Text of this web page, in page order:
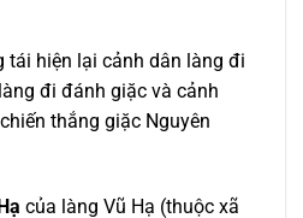
tái hiện lại cảnh dân làng đi
đi đánh giặc và cảnh
thắng giặc Nguyên
của làng Vũ Hạ (thuộc xã